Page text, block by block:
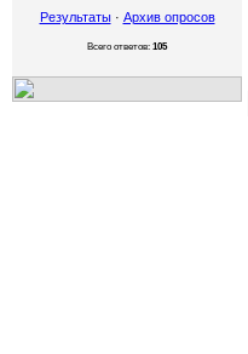
Результаты· Архив опросов
Всего ответов: 105